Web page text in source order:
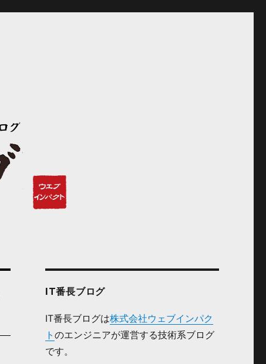
IT番長ブログ
IT番長ブログは株式会社ウェブインパク
ト のエンジニアが運営する技術系ブログ
です。